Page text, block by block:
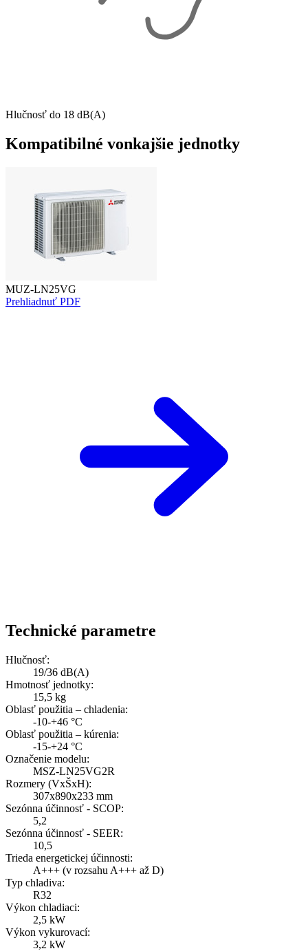
Hlučnosť do 18 dB(A)
Kompatibilné vonkajšie jednotky
MUZ-LN25VG
Prehliadnuť PDF
Technické parametre
Hlučnosť:
19/36 dB(A)
Hmotnosť jednotky:
15,5 kg
Oblasť použitia – chladenia:
-10-+46 °C
Oblasť použitia – kúrenia:
-15-+24 °C
Označenie modelu:
MSZ-LN25VG2R
Rozmery (VxŠxH):
307x890x233 mm
Sezónna účinnosť - SCOP:
5,2
Sezónna účinnosť - SEER:
10,5
Trieda energetickej účinnosti:
A+++ (v rozsahu A+++ až D)
Typ chladiva:
R32
Výkon chladiaci:
2,5 kW
Výkon vykurovací:
3,2 kW